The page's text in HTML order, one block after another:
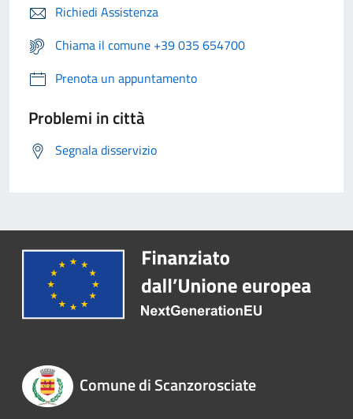
Richiedi Assistenza
Chiama il comune +39 035 654700
Prenota un appuntamento
Problemi in città
Segnala disservizio
Comune di Scanzorosciate